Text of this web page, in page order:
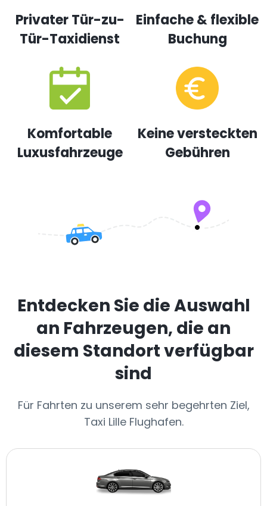
Privater Tür-zu-
Tür-Taxidienst
Einfache & flexible
Buchung
Komfortable
Luxusfahrzeuge
Keine versteckten
Gebühren
Entdecken Sie die Auswahl
an Fahrzeugen, die an
diesem Standort verfügbar
sind
Für Fahrten zu unserem sehr begehrten Ziel,
Taxi Lille Flughafen.